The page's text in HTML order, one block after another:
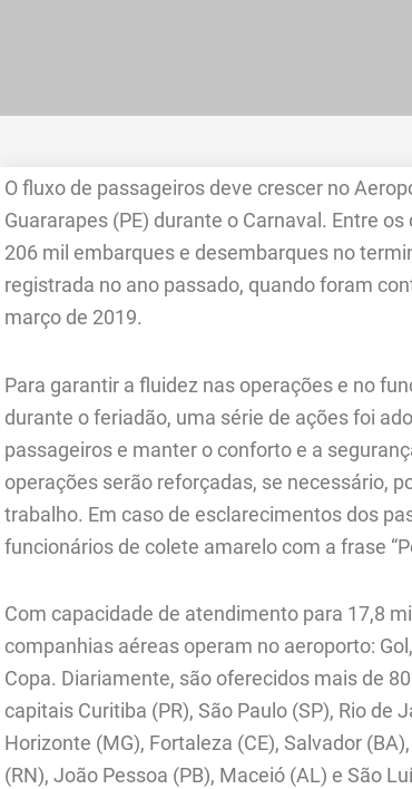
O fluxo de passageiros deve crescer no
Guararapes (PE) durante o Carnaval. Entre
206 mil embarques e desembarques no
registrada no ano passado, quando foram
março de 2019.
Para garantir a fluidez nas operações e no
durante o feriadão, uma série de ações foi
passageiros e manter o conforto e a
operações serão reforçadas, se necessário,
trabalho. Em caso de esclarecimentos dos
funcionários de colete amarelo com a frase
Com capacidade de atendimento para 17,8
companhias aéreas operam no aeroporto:
Copa. Diariamente, são oferecidos mais de
capitais Curitiba (PR), São Paulo (SP), Rio de
Horizonte (MG), Fortaleza (CE), Salvador
(RN), João Pessoa (PB), Maceió (AL) e São